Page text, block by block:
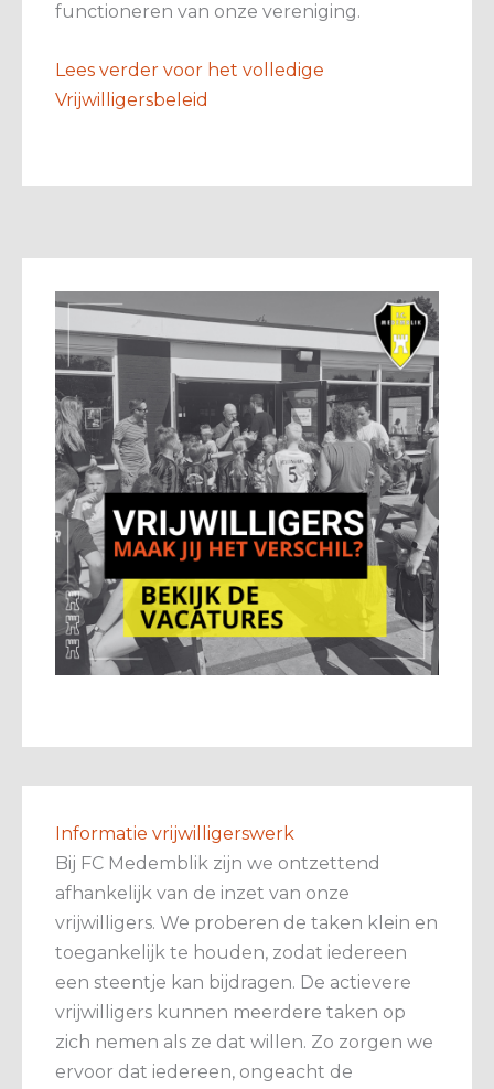
functioneren van onze vereniging.
Lees verder voor het volledige
Vrijwilligersbeleid
Informatie vrijwilligerswerk
Bij FC Medemblik zijn we ontzettend
afhankelijk van de inzet van onze
vrijwilligers. We proberen de taken klein en
toegankelijk te houden, zodat iedereen
een steentje kan bijdragen. De actievere
vrijwilligers kunnen meerdere taken op
zich nemen als ze dat willen. Zo zorgen we
ervoor dat iedereen, ongeacht de